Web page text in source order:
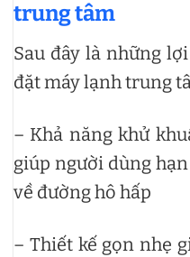
trung tâm
Sau đây là những
đặt máy lạnh trung
– Khả năng khử
giúp người dùng
về đường hô hấp
– Thiết kế gọn nhẹ